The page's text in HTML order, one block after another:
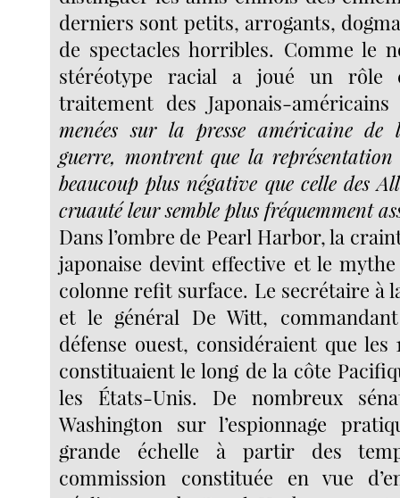
derniers sont petits, arrogants,
de spectacles horribles. Comme le
stéréotype racial a joué un rôle
traitement des Japonais-
menées sur la presse américaine
guerre, montrent que la
beaucoup plus négative que celle des
cruauté leur semble plus fréquemment
Dans l’ombre de Pearl Harbor, la
japonaise devint effective et le
colonne refit surface. Le secrétaire à
et le général De Witt,
défense ouest, considéraient que les
constituaient le long de la côte
les États-Unis. De nombreux
Washington sur l’espionnage
grande échelle à partir des
commission constituée en vue